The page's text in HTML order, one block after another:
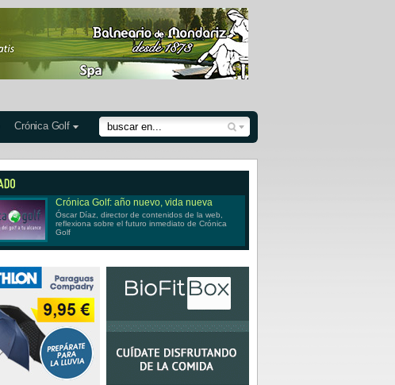
Crónica Golf
Crónica Golf: año nuevo, vida nueva
Óscar Díaz, director de contenidos de la web,
reflexiona sobre el futuro inmediato de Crónica
Golf